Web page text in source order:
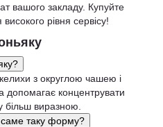
вашого закладу. Купуйте
рівня сервісу!
з округлою чашею і
концентрувати
більш виразною.
таку форму?